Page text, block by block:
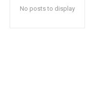
No posts to display